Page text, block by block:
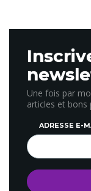
Une fois par
articles et bons
ADRESSE E-